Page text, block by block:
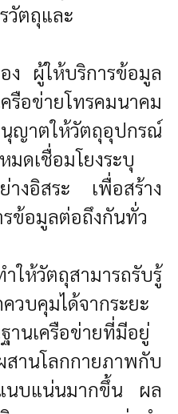
วัตถุและ
ง ผู้ให้บริการข้อมูล
รือข่ายโทรคมนาคม
าตให้วัตถุอุปกรณ์
ดเชื่อมโยงระบุ
างอิสระ เพื่อสร้าง
รข้อมูลต่อถึงกันทั่ว
ห้วัตถุสามารถรับรู้
วบคุมได้จากระยะ
านเครือข่ายที่มีอยู่
นโลกกายภาพกับ
นบแน่นมากขึ้น ผล